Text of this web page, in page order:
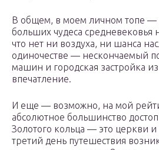
В общем, в моем личном топе —
больших чудеса средневековья
что нет ни воздуха, ни шанса
одиночестве — нескончаемый
машин и городская застройка
впечатление.
И еще — возможно, на мой
абсолютное большинство
Золотого кольца — это церкви
третий день путешествия